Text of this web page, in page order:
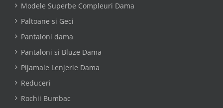
Modele Superbe Compleuri Dama
Paltoane si Geci
Pantaloni dama
Pantaloni si Bluze Dama
Pijamale Lenjerie Dama
Reduceri
Rochii Bumbac